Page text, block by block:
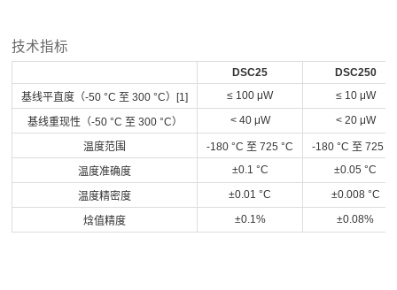
技术指标
DSC25
DSC250
基线平直度（-50 °C 至 300 °C）[1]
≤ 100 μW ≤ 10 μW
基线重现性（-50 °C 至 300 °C） < 40 μW < 20 μW
温度范围 -180 °C 至 725 °C
-180 °C 至 725
温度准确度
±0.1 °C ±0.05 °C
温度精密度 ±0.01 °C ±0.008 °C
焓值精度 ±0.1% ±0.08%